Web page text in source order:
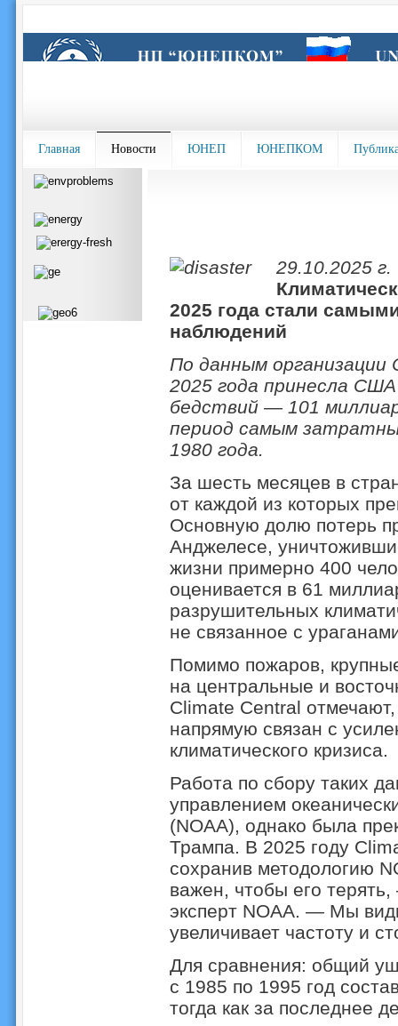
Главная Новости ЮНЕП ЮНЕПКОМ
29.10.2025 г.
2025 года стали
наблюдений
По данным организации
2025 года принесла
бедствий — 101
период самым
1980 года.
За шесть месяцев в
от каждой из которых
Основную долю потерь
Анджелесе,
жизни примерно 400
оценивается в 61
разрушительных
не связанное с
Помимо пожаров,
на центральные и
Climate Central
напрямую связан с
климатического кризиса.
Работа по сбору таких
управлением
(NOAA), однако была
Трампа. В 2025 году
сохранив методологию
важен, чтобы его
эксперт NOAA. — Мы
увеличивает частоту и
Для сравнения: общий
с 1985 по 1995 год
тогда как за последнее